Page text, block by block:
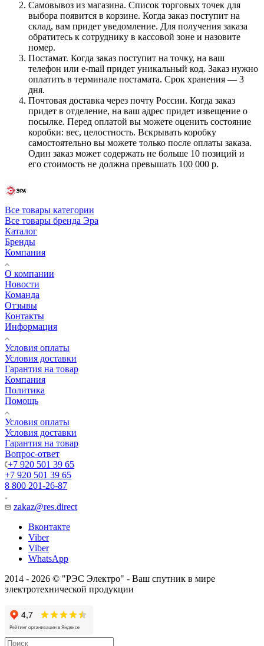
Самовывоз из магазина. Список торговых точек для
выбора появится в корзине. Когда заказ поступит на
склад, вам придет уведомление. Для получения заказа
обратитесь к сотруднику в кассовой зоне и назовите
номер.
Постамат. Когда заказ поступит на точку, на ваш
телефон или e-mail придет уникальный код. Заказ нужно
оплатить в терминале постамата. Срок хранения — 3
дня.
Почтовая доставка через почту России. Когда заказ
придет в отделение, на ваш адрес придет извещение о
посылке. Перед оплатой вы можете оценить состояние
коробки: вес, целостность. Вскрывать коробку
самостоятельно вы можете только после оплаты заказа.
Один заказ может содержать не больше 10 позиций и
его стоимость не должна превышать 100 000 р.
Все товары категории
Все товары бренда Эра
Каталог
Бренды
Компания
О компании
Новости
Команда
Отзывы
Контакты
Информация
Условия оплаты
Условия доставки
Гарантия на товар
Компания
Политика
Помощь
Условия оплаты
Условия доставки
Гарантия на товар
Вопрос-ответ
+7 920 501 39 65
+7 920 501 39 65
8 800 201-26-87
zakaz@res.direct
Вконтакте
Viber
Viber
WhatsApp
2014 - 2026 © "РЭС Электро" - Ваш спутник в мире
электротехнической продукции